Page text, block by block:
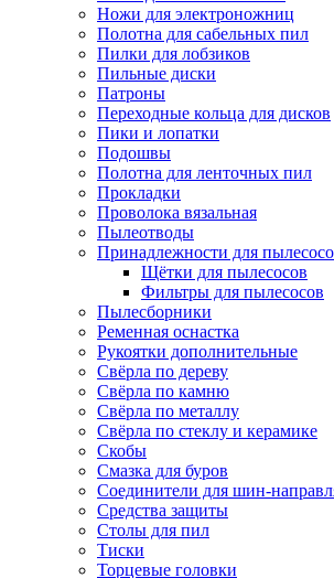
Ножи для электроножниц
Полотна для сабельных пил
Пилки для лобзиков
Пильные диски
Патроны
Переходные кольца для дисков
Пики и лопатки
Подошвы
Полотна для ленточных пил
Прокладки
Проволока вязальная
Пылеотводы
Принадлежности для
Щётки для пылесосов
Фильтры для пылесосов
Пылесборники
Ременная оснастка
Рукоятки дополнительные
Свёрла по дереву
Свёрла по камню
Свёрла по металлу
Свёрла по стеклу и керамике
Скобы
Смазка для буров
Соединители для шин-
Средства защиты
Столы для пил
Тиски
Торцевые головки